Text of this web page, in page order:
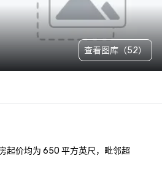
查看图库（52）
起价均为 650 平方英尺，毗邻超